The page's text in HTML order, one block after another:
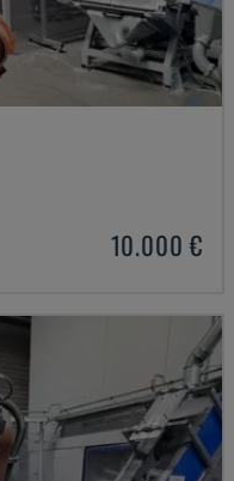
10.000 €